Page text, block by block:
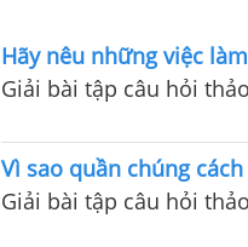
Hãy nêu những việc
Giải bài tập câu hỏi
Vì sao quần chúng
Giải bài tập câu hỏi